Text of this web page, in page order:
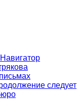
следует